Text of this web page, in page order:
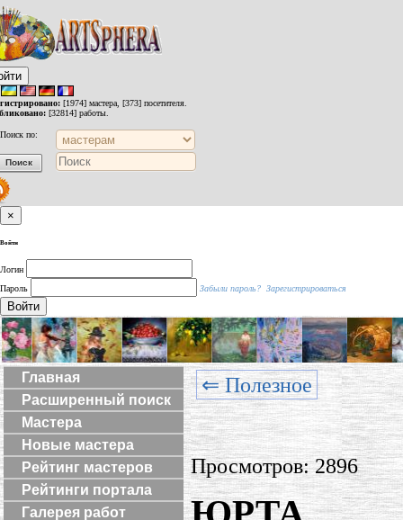
[1974] мастера, [373] посетителя.
[32814] работы.
Поиск по:
×
Войти
Логин
Пароль
Забыли пароль? Зарегистрироваться
Войти
Главная
Расширенный поиск
Мастера
Новые мастера
Рейтинг мастеров
Рейтинги портала
Галерея работ
⇐ Полезное
Просмотров: 2896